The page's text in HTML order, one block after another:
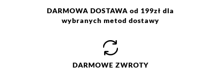
DARMOWA DOSTAWA od 199zł dla
wybranych metod dostawy
DARMOWE ZWROTY